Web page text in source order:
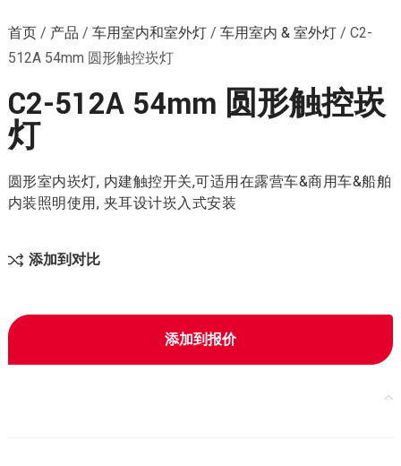
首页/ 产品 / 车用室内和室外灯/ 车用室内 & 室外灯/ C2-
512A 54mm 圆形触控崁灯
C2-512A 54mm 圆形触控崁
灯
圆形室内崁灯, 内建触控开关,可适用在露营车&商用车&船舶
内装照明使用, 夹耳设计崁入式安装
添加到对比
添加到报价